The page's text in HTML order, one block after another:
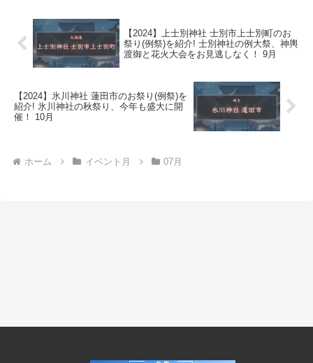
【2024】上士別神社 士別市上士別町のお
祭り(例祭)を紹介! 士別神社の例大祭、神輿
渡御と花火大会をお見逃しなく！ 9月
【2024】氷川神社 蓮田市のお祭り(例祭)を
紹介! 氷川神社の秋祭り、今年も盛大に開
催！ 10月
ホーム イベント月 07月